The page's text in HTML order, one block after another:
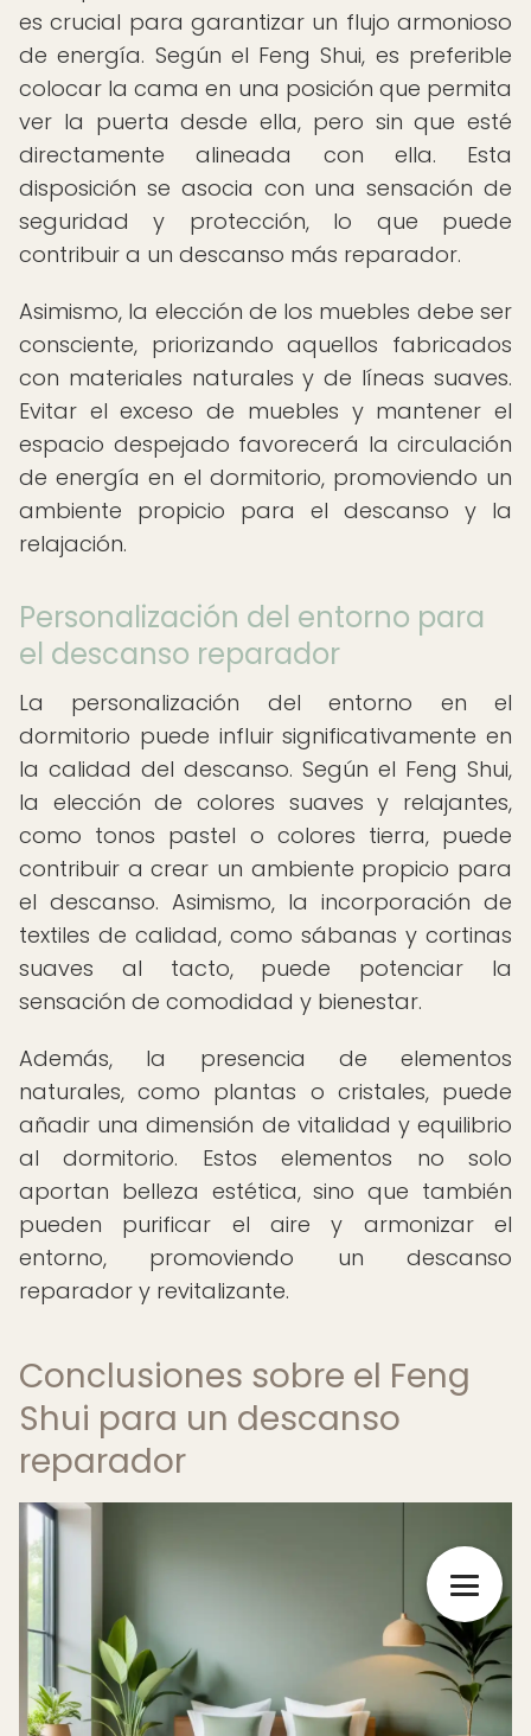
es crucial para garantizar un flujo armonioso
de energía. Según el Feng Shui, es preferible
colocar la cama en una posición que permita
ver la puerta desde ella, pero sin que esté
directamente alineada con ella. Esta
disposición se asocia con una sensación de
seguridad y protección, lo que puede
contribuir a un descanso más reparador.
Asimismo, la elección de los muebles debe ser
consciente, priorizando aquellos fabricados
con materiales naturales y de líneas suaves.
Evitar el exceso de muebles y mantener el
espacio despejado favorecerá la circulación
de energía en el dormitorio, promoviendo un
ambiente propicio para el descanso y la
relajación.
Personalización del entorno para
el descanso reparador
La personalización del entorno en el
dormitorio puede influir significativamente en
la calidad del descanso. Según el Feng Shui,
la elección de colores suaves y relajantes,
como tonos pastel o colores tierra, puede
contribuir a crear un ambiente propicio para
el descanso. Asimismo, la incorporación de
textiles de calidad, como sábanas y cortinas
suaves al tacto, puede potenciar la
sensación de comodidad y bienestar.
Además, la presencia de elementos
naturales, como plantas o cristales, puede
añadir una dimensión de vitalidad y equilibrio
al dormitorio. Estos elementos no solo
aportan belleza estética, sino que también
pueden purificar el aire y armonizar el
entorno, promoviendo un descanso
reparador y revitalizante.
Conclusiones sobre el Feng
Shui para un descanso
reparador